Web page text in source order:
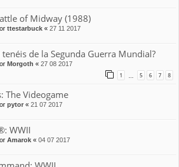
of Midway (1988)
ttestarbuck « 27 11 2017
tenéis de la Segunda Guerra Mundial?
Morgoth « 27 08 2017
1 5 6 7 8
The Videogame
pytor « 21 07 2017
WWII
Amarok « 04 07 2017